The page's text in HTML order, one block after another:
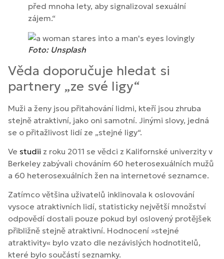
před mnoha lety, aby signalizoval sexuální
zájem.“
Foto: Unsplash
Věda doporučuje hledat si
partnery „ze své ligy“
Muži a ženy jsou přitahování lidmi, kteří jsou zhruba
stejně atraktivní, jako oni samotní. Jinými slovy, jedná
se o přitažlivost lidí ze „stejné ligy“.
Ve studii z roku 2011 se vědci z Kalifornské univerzity v
Berkeley zabývali chováním 60 heterosexuálních mužů
a 60 heterosexuálních žen na internetové seznamce.
Zatímco většina uživatelů inklinovala k oslovování
vysoce atraktivních lidí, statisticky největší množství
odpovědí dostali pouze pokud byl oslovený protějšek
přibližně stejně atraktivní. Hodnocení »stejné
atraktivity« bylo vzato dle nezávislých hodnotitelů,
které bylo součástí seznamky.